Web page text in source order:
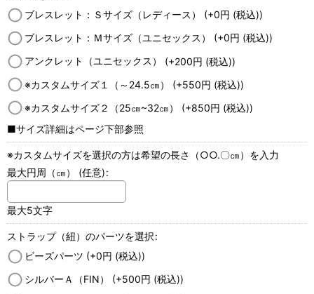
ブレスレット：Ｓサイズ（レディース） (+0円 (税込))
ブレスレット：Ｍサイズ（ユニセックス） (+0円 (税込))
アンクレット（ユニセックス） (+200円 (税込))
※カスタムサイズ１（～24.5㎝） (+550円 (税込))
※カスタムサイズ２（25㎝~32㎝） (+850円 (税込))
■サイズ詳細はページ下部参照
※カスタムサイズを選択の方は希望の長さ（○○.〇㎝）を入力
最大円周（㎝） (任意):
最大5文字
ストラップ（紐）のパーツを選択:
ビーズパーツ (+0円 (税込))
シルバーＡ（FIN） (+500円 (税込))